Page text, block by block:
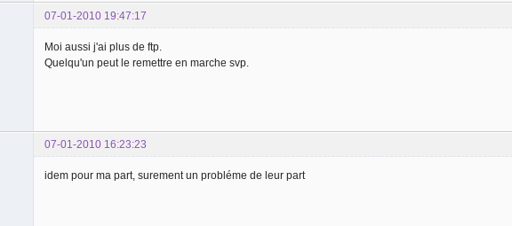
07-01-2010 19:47:17
Moi aussi j'ai plus de ftp.
Quelqu'un peut le remettre en marche svp.
07-01-2010 16:23:23
idem pour ma part, surement un probléme de leur part